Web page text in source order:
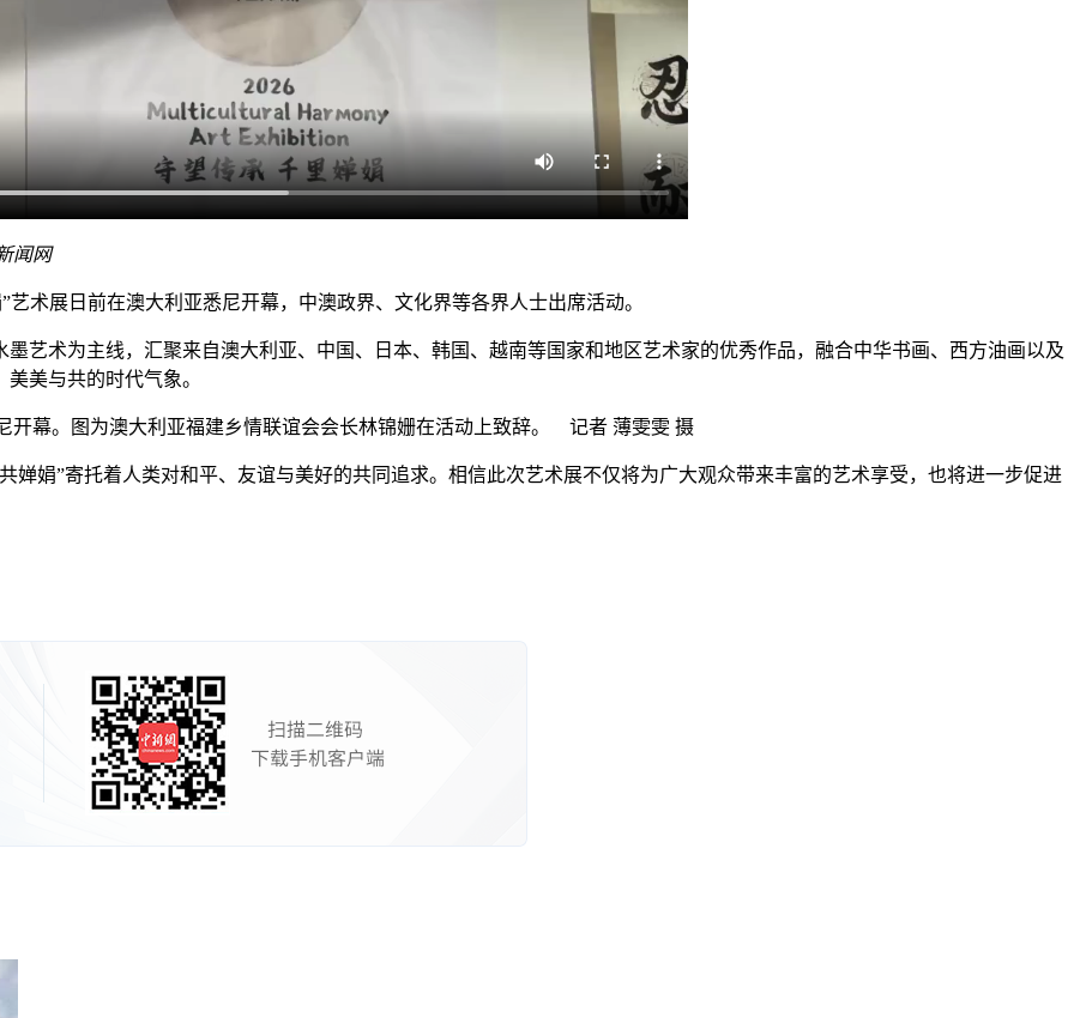
闻网
艺术展日前在澳大利亚悉尼开幕，中澳政界、文化界等各界人士出席活动。
术为主线，汇聚来自澳大利亚、中国、日本、韩国、越南等国家和地区艺术家的优秀作品，融合中华书画、西方油画以及
美与共的时代气象。
开幕。图为澳大利亚福建乡情联谊会会长林锦姗在活动上致辞。 记者 薄雯雯 摄
”寄托着人类对和平、友谊与美好的共同追求。相信此次艺术展不仅将为广大观众带来丰富的艺术享受，也将进一步促进